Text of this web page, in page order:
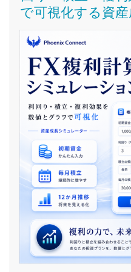
で可視化する資